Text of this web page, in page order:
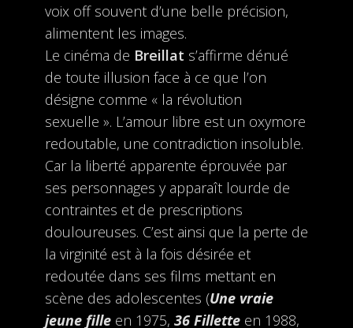
voix off souvent d’une belle précision,
alimentent les images.
Le cinéma de Breillat s’affirme dénué
de toute illusion face à ce que l’on
désigne comme « la révolution
sexuelle ». L’amour libre est un oxymore
redoutable, une contradiction insoluble.
Car la liberté apparente éprouvée par
ses personnages y apparaît lourde de
contraintes et de prescriptions
douloureuses. C’est ainsi que la perte de
la virginité est à la fois désirée et
redoutée dans ses films mettant en
scène des adolescentes (Une vraie
jeune filleen 1975, 36 Filletteen 1988,